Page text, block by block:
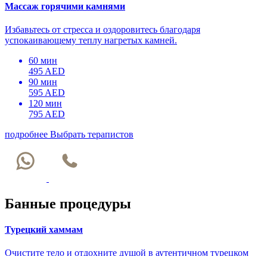
Массаж горячими камнями
Избавьтесь от стресса и оздоровитесь благодаря
успокаивающему теплу нагретых камней.
60 мин
495 AED
90 мин
595 AED
120 мин
795 AED
подробнее Выбрать терапистов
Банные процедуры
Турецкий хаммам
Очистите тело и отдохните душой в аутентичном турецком